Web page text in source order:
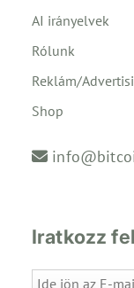
AI irányelvek
Rólunk
Reklám/
Shop
Iratkozz